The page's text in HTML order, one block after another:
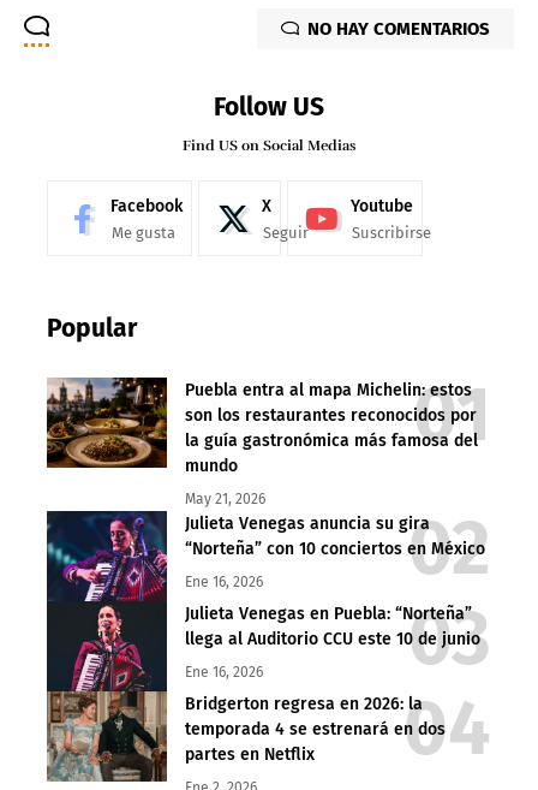
NO HAY COMENTARIOS
Follow US
Find US on Social Medias
Facebook
Me gusta
X
Seguir
Youtube
Suscribirse
Popular
Puebla entra al mapa Michelin: estos
son los restaurantes reconocidos por
la guía gastronómica más famosa del
mundo
May 21, 2026
Julieta Venegas anuncia su gira
“Norteña” con 10 conciertos en México
Ene 16, 2026
Julieta Venegas en Puebla: “Norteña”
llega al Auditorio CCU este 10 de junio
Ene 16, 2026
Bridgerton regresa en 2026: la
temporada 4 se estrenará en dos
partes en Netflix